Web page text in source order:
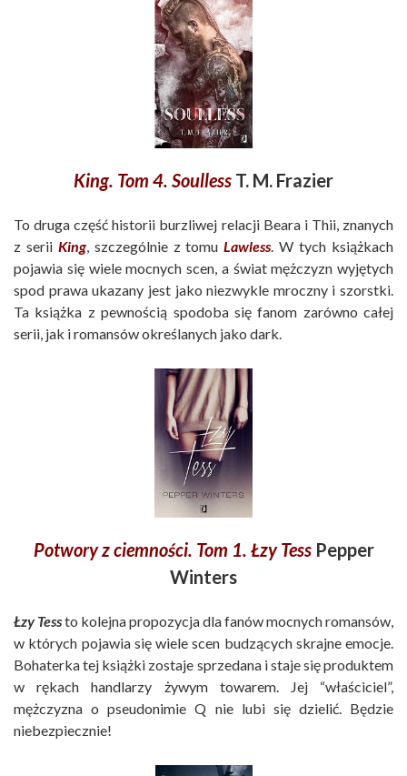
King. Tom 4. Soulless T. M. Frazier
To druga część historii burzliwej relacji Beara i Thii, znanych
z serii King, szczególnie z tomuLawless . W tych książkach
pojawia się wiele mocnych scen, a świat mężczyzn wyjętych
spod prawa ukazany jest jako niezwykle mroczny i szorstki.
Ta książka z pewnością spodoba się fanom zarówno całej
serii, jak i romansów określanych jako dark.
Potwory z ciemności. Tom 1. Łzy Tess Pepper
Winters
Łzy Tessto kolejna propozycja dla fanów mocnych romansów,
w których pojawia się wiele scen budzących skrajne emocje.
Bohaterka tej książki zostaje sprzedana i staje się produktem
w rękach handlarzy żywym towarem. Jej “właściciel”,
mężczyzna o pseudonimie Q nie lubi się dzielić. Będzie
niebezpiecznie!